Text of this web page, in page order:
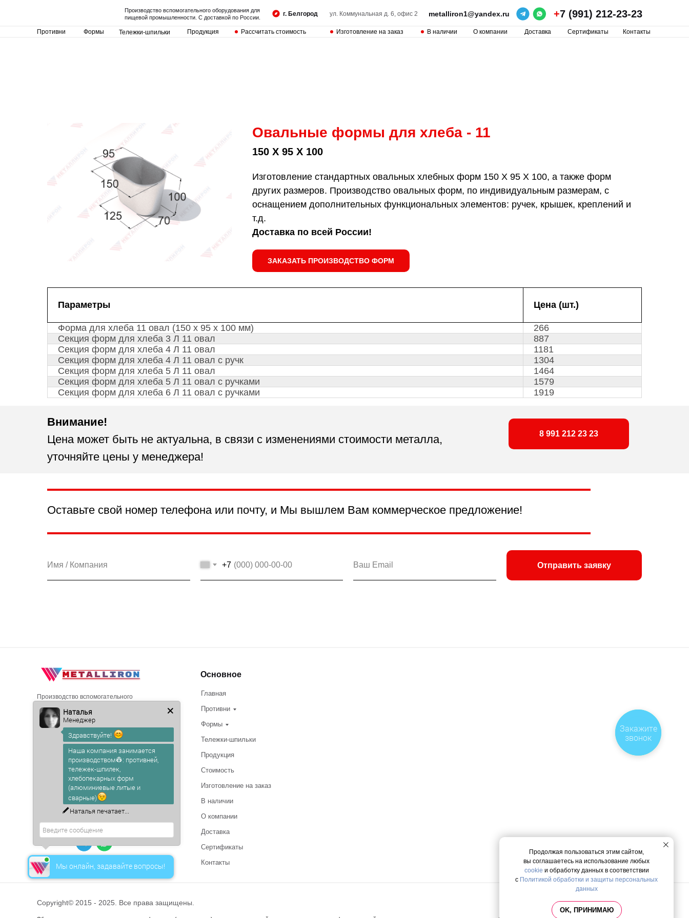
ул. Коммунальная д. 6, офис 2 +7 (991) 212-23-23
metalliron1@yandex.ru
Противни Формы Продукция Рассчитать стоимость Изготовление на заказ Доставка Сертификаты Контакты
г. Белгород
О компании
Тележки-шпильки В наличии
Производство вспомогательного оборудования для
пищевой промышленности. С доставкой по России.
Овальные формы для хлеба - 11
150 Х 95 Х 100
Изготовление стандартных овальных хлебных форм 150 Х 95 Х 100, а также форм
других размеров. Производство овальных форм, по индивидуальным размерам, с
оснащением дополнительных функциональных элементов: ручек, крышек, креплений и
т.д.
Доставка по всей России!
ЗАКАЗАТЬ ПРОИЗВОДСТВО ФОРМ
Параметры Цена (шт.)
Форма для хлеба 11 овал (150 х 95 х 100 мм)
266
Секция форм для хлеба 3 Л 11 овал
887
Секция форм для хлеба 4 Л 11 овал
1181
Секция форм для хлеба 4 Л 11 овал с ручк
1304
Секция форм для хлеба 5 Л 11 овал
1464
Секция форм для хлеба 5 Л 11 овал с ручками
1579
Секция форм для хлеба 6 Л 11 овал с ручками
1919
Внимание!
Цена может быть не актуальна, в связи с изменениями стоимости металла,
уточняйте цены у менеджера!
8 991 212 23 23
Оставьте свой номер телефона или почту, и Мы вышлем Вам коммерческое предложение!
+7 Отправить заявку
Производство вспомогательного
промышленности. С доставкой
по России.
г. Белгород
ул. Коммунальная д. 6, офис 2
+7 (991) 212-23-23
Metalliron1@yandex.ru
Основное
Главная
Продукция
О компании
Противни
Стоимость
Доставка
Тележки-шпильки
Изготовление на заказ
Сертификаты
Контакты
Copyright© 2015 - 2025. Все права защищены. Политика конфиденциальности
+7 (4722) 50-17-45
Формы
В наличии
Продолжая пользоваться этим сайтом,
вы соглашаетесь на использование любых
cookie и обработку данных в соответствии
с Политикой обработки и защиты персональных
данных
OK, ПРИНИМАЮ
Закажите
звонок
Мы онлайн, задавайте вопросы!
Наталья
Менеджер
Здравствуйте!
Наша компания занимается
производством👷: противней,
тележек-шпилек,
хлебопекарных форм
(алюминиевые литые и
сварные)
Наталья печатает...